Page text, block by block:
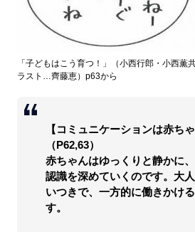
「子どもはこう育つ！」（小西行郎・小西
ラスト…齊藤恵）p63から
【コミュニケーションは赤ちゃ
（P62,63）
赤ちゃんはゆっくりと静かに
認識を深めていくのです。大
いつきで、一方的に働きかけ
す。